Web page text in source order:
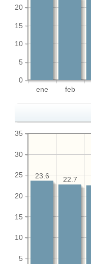
ene feb
0
5
10
15
20
5
10
15
20
25
30
35
22.7
23.6